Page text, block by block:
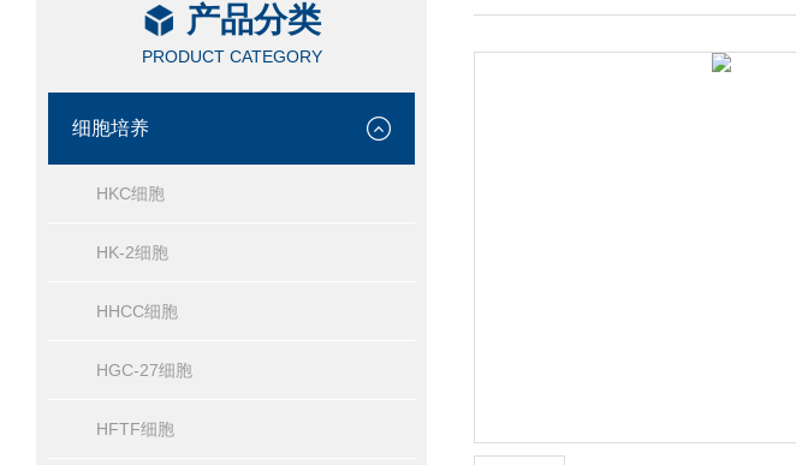
产品分类
PRODUCT CATEGORY
细胞培养
HKC细胞
HK-2细胞
HHCC细胞
HGC-27细胞
HFTF细胞
/ PRODUCTS CENTER